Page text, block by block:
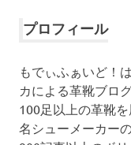
イ
プロフィール
もでぃふぁいど！
カによる革靴ブログ
100足以上の革靴
名シューメーカー